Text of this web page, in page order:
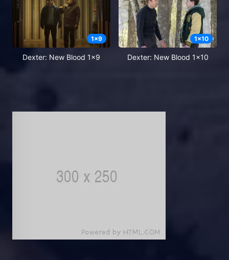
1x9
Dexter: New Blood 1x9
1x10
Dexter: New Blood 1x10